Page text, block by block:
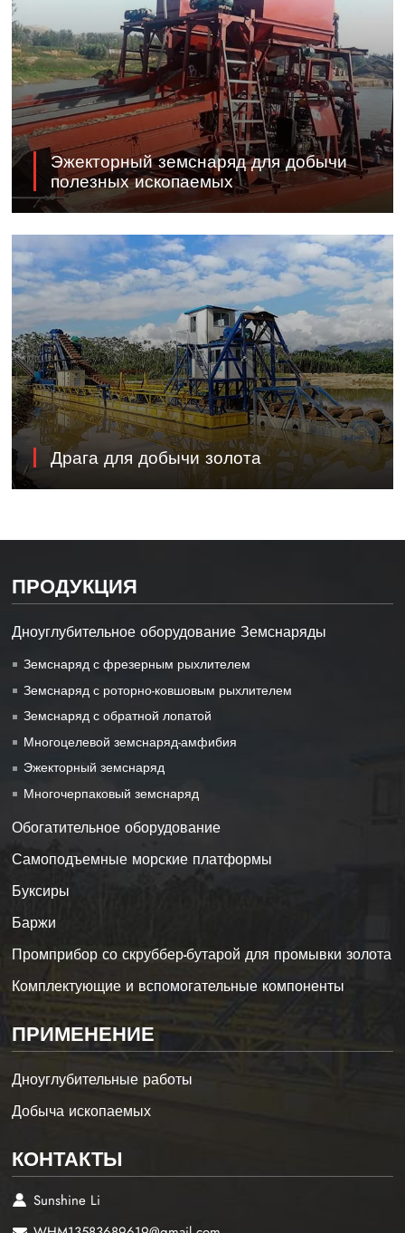
Эжекторный земснаряд для добычи
полезных ископаемых
Драга для добычи золота
ПРОДУКЦИЯ
Дноуглубительное оборудование Земснаряды
Земснаряд с фрезерным рыхлителем
Земснаряд с роторно-ковшовым рыхлителем
Земснаряд с обратной лопатой
Многоцелевой земснаряд-амфибия
Эжекторный земснаряд
Многочерпаковый земснаряд
Обогатительное оборудование
Самоподъемные морские платформы
Буксиры
Баржи
Промприбор со скруббер-бутарой для промывки золота
Комплектующие и вспомогательные компоненты
ПРИМЕНЕНИЕ
Дноуглубительные работы
Добыча ископаемых
КОНТАКТЫ
Sunshine Li